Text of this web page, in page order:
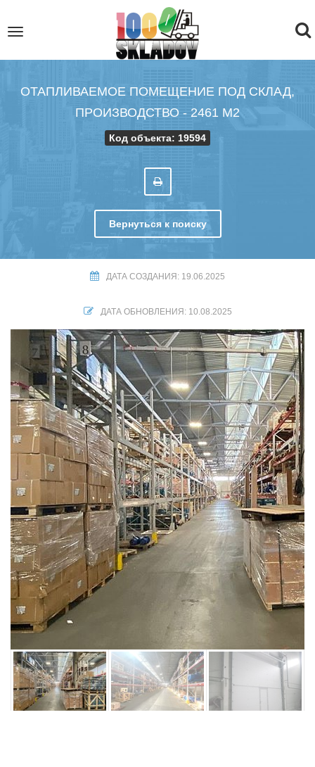
Toggle
ОТАПЛИВАЕМОЕ ПОМЕЩЕНИЕ ПОД СКЛАД,
ПРОИЗВОДСТВО - 2461 М2
Код объекта: 19594
Вернуться к поиску
ДАТА СОЗДАНИЯ: 19.06.2025
ДАТА ОБНОВЛЕНИЯ: 10.08.2025